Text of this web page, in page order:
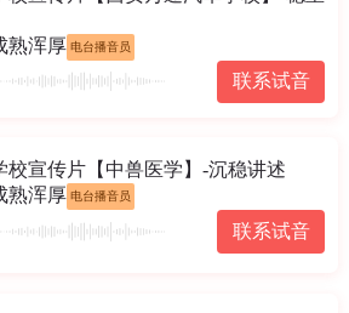
熟浑厚 电台播音员
联系试音
校宣传片【中兽医学】-沉稳讲述
熟浑厚 电台播音员
联系试音